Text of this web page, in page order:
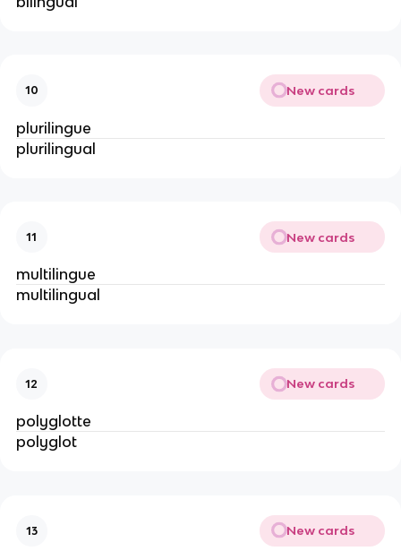
10 New cards
plurilingue
plurilingual
11 New cards
multilingue
multilingual
12 New cards
polyglotte
polyglot
13 New cards